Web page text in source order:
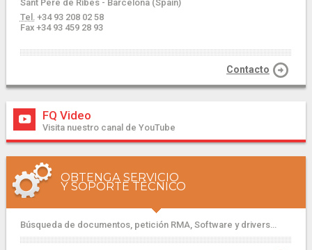
Sant Pere de Ribes - Barcelona (Spain)
Tel.+34 93 208 02 58
Fax +34 93 459 28 93
Contacto
FQ Video
Visita nuestro canal de YouTube
OBTENGA SERVICIO
Y SOPORTE TÉCNICO
Búsqueda de documentos, petición RMA, Software y drivers...